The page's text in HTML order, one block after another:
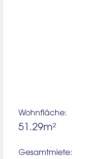
Wohnfläche:
51.29m²
Gesamtmiete: